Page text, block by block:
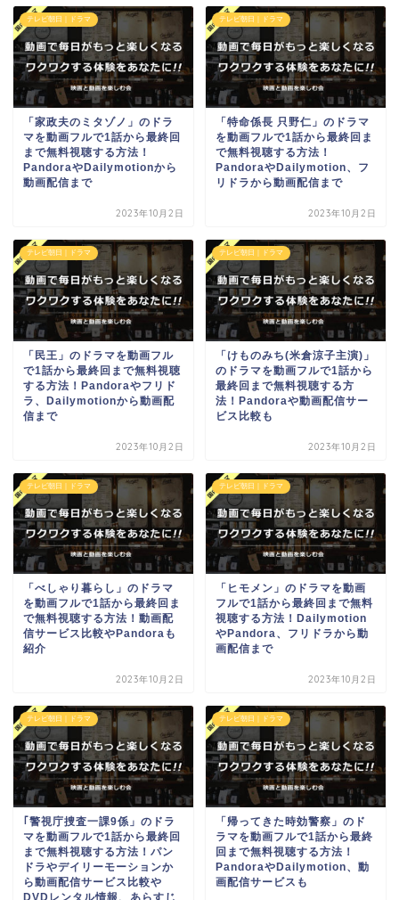
テレビ朝日｜ドラマ
「家政夫のミタゾノ」のドラ
マを動画フルで1話から最終回
まで無料視聴する方法！
PandoraやDailymotionから
動画配信まで
2023年10月2日
テレビ朝日｜ドラマ
「特命係長 只野仁」のドラマ
を動画フルで1話から最終回ま
で無料視聴する方法！
PandoraやDailymotion、フ
リドラから動画配信まで
2023年10月2日
テレビ朝日｜ドラマ
「民王」のドラマを動画フル
で1話から最終回まで無料視聴
する方法！Pandoraやフリド
ラ、Dailymotionから動画配
信まで
2023年10月2日
テレビ朝日｜ドラマ
「けものみち(米倉涼子主演)」
のドラマを動画フルで1話から
最終回まで無料視聴する方
法！Pandoraや動画配信サー
ビス比較も
2023年10月2日
テレビ朝日｜ドラマ
「べしゃり暮らし」のドラマ
を動画フルで1話から最終回ま
で無料視聴する方法！動画配
信サービス比較やPandoraも
紹介
2023年10月2日
テレビ朝日｜ドラマ
「ヒモメン」のドラマを動画
フルで1話から最終回まで無料
視聴する方法！Dailymotion
やPandora、フリドラから動
画配信まで
2023年10月2日
テレビ朝日｜ドラマ
｢警視庁捜査一課9係」のドラ
マを動画フルで1話から最終回
まで無料視聴する方法！パン
ドラやデイリーモーションか
ら動画配信サービス比較や
DVDレンタル情報、あらすじ
テレビ朝日｜ドラマ
「帰ってきた時効警察」のド
ラマを動画フルで1話から最終
回まで無料視聴する方法！
PandoraやDailymotion、動
画配信サービスも